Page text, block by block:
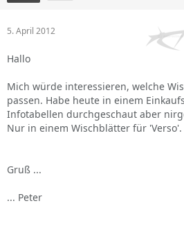
5. April 2012
Hallo
Mich würde interessieren, welche
passen. Habe heute in einem
Infotabellen durchgeschaut aber
Nur in einem Wischblätter für 'Verso'.
Gruß ...
... Peter